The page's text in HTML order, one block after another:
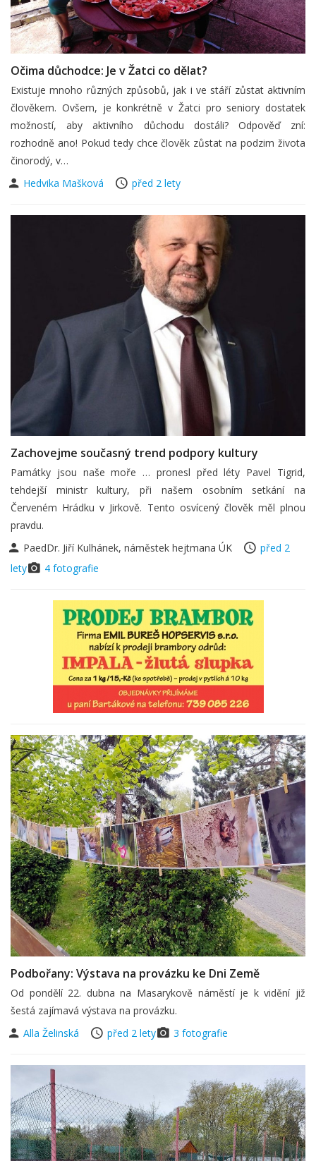
Očima důchodce: Je v Žatci co dělat?
Existuje mnoho různých způsobů, jak i ve stáří zůstat aktivním
člověkem. Ovšem, je konkrétně v Žatci pro seniory dostatek
možností, aby aktivního důchodu dostáli? Odpověď zní:
rozhodně ano! Pokud tedy chce člověk zůstat na podzim života
činorodý, v…
Hedvika Mašková
před 2 lety
Zachovejme současný trend podpory kultury
Památky jsou naše moře … pronesl před léty Pavel Tigrid,
tehdejší ministr kultury, při našem osobním setkání na
Červeném Hrádku v Jirkově. Tento osvícený člověk měl plnou
pravdu.
PaedDr. Jiří Kulhánek, náměstek hejtmana ÚK
před 2
lety
4 fotografie
Podbořany: Výstava na provázku ke Dni Země
Od pondělí 22. dubna na Masarykově náměstí je k vidění již
šestá zajímavá výstava na provázku.
Alla Želinská
před 2 lety 3 fotografie